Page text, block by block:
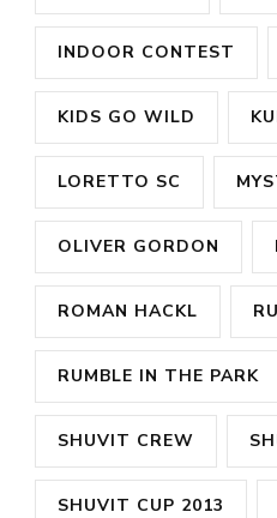
INDOOR CONTEST
KIDS GO WILD
LORETTO SC
OLIVER GORDON
ROMAN HACKL
RUMBLE IN THE PARK
SHUVIT CREW
SHUVIT CUP 2013